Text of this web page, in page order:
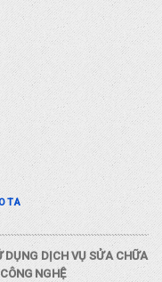
DỤNG DỊCH VỤ SỬA CHỮA
NGHỆ